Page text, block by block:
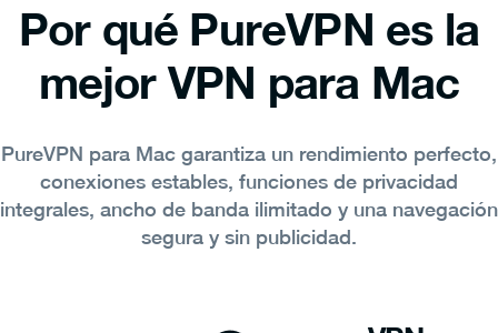
Por qué PureVPN es la
mejor VPN para Mac
PureVPN para Mac garantiza un rendimiento perfecto,
conexiones estables, funciones de privacidad
integrales, ancho de banda ilimitado y una navegación
segura y sin publicidad.